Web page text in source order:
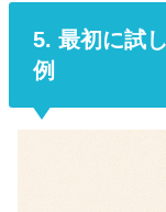
5. 最初に試
例